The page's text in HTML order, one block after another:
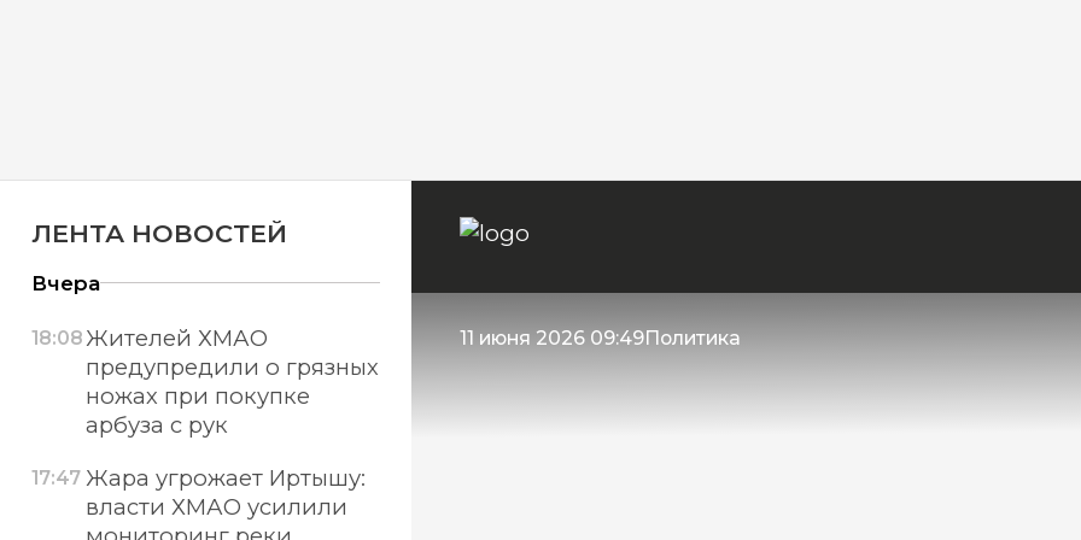
11 июня 2026 09:49Политика
ЛЕНТА НОВОСТЕЙ
Вчера
18:08Жителей ХМАО
предупредили о грязных
ножах при покупке
арбуза с рук
17:47 Жара угрожает Иртышу:
власти ХМАО усилили